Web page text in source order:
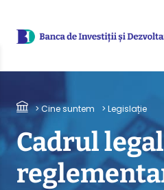
Breadcrumb
> Cine suntem > Legislație
Cadrul